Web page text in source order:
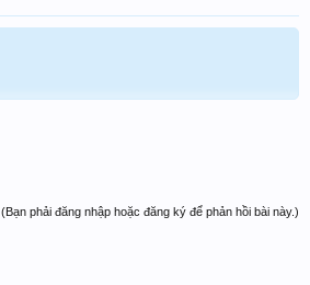
(Bạn phải đăng nhập hoặc đăng ký để phản hồi bài này.)